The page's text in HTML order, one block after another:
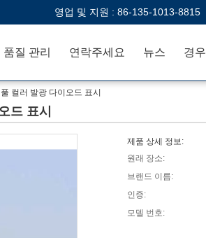
영업 및 지원 : 86-135-1013-8815
품질 관리 연락주세요 뉴스 경우
컬러 발광 다이오드 표시
드 표시
제품 상세 정보:
원래 장소:
브랜드 이름:
인증:
모델 번호: